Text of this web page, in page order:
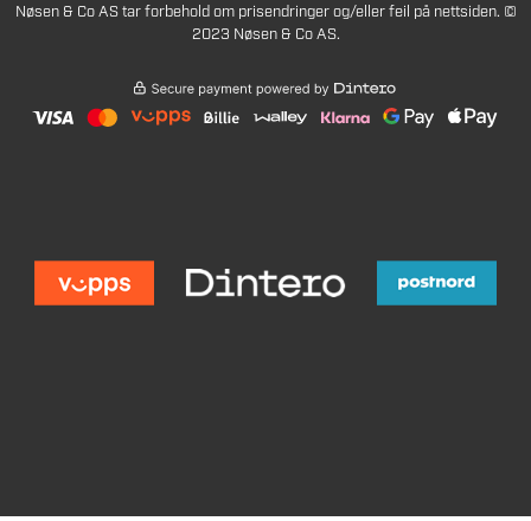
Nøsen & Co AS tar forbehold om prisendringer og/eller feil på nettsiden. ©
2023 Nøsen & Co AS.